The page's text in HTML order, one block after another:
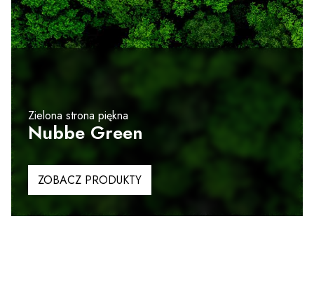
Zielona strona piękna
Nubbe Green
ZOBACZ PRODUKTY